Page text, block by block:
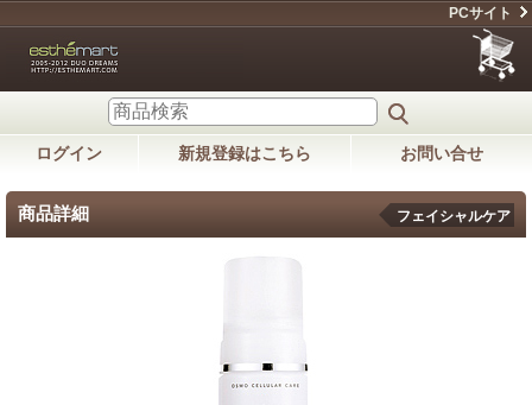
PCサイト
ログイン 新規登録はこちら お問い合せ
商品詳細 フェイシャルケア